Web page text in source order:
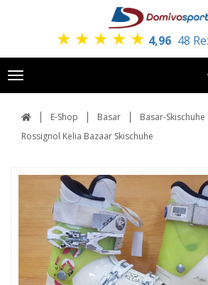
★ ★ ★ ★ ★ 4,96 48
Toggle
navigation
E-Shop Basar
Basar-Skischuhe
Rossignol Kelia Bazaar Skischuhe